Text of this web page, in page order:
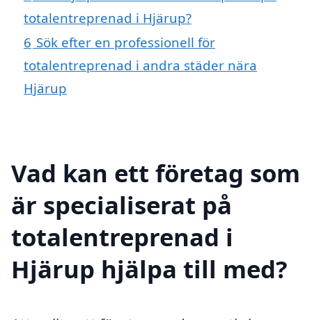
totalentreprenad i Hjärup?
6 Sök efter en professionell för
totalentreprenad i andra städer nära
Hjärup
Vad kan ett företag som
är specialiserat på
totalentreprenad i
Hjärup hjälpa till med?